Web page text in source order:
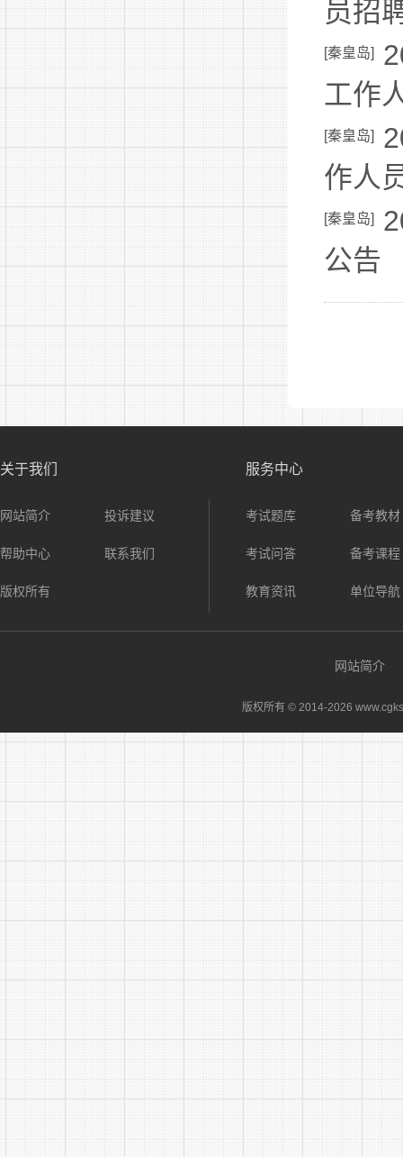
员招
[秦皇岛]
工作
[秦皇岛]
作人
[秦皇岛]
公告
关于我们
网站简介 投诉建议
帮助中心 联系我们
版权所有
服务中心
考试题库 备考教材
考试问答 备考课程
教育资讯 单位导航
网站简介
版权所有 © 2014-2026